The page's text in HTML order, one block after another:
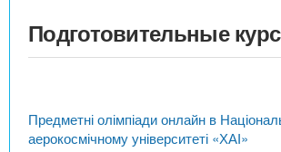
Подготовительные
Предметні олімпіади онлайн в
аерокосмічному університеті «ХАІ»